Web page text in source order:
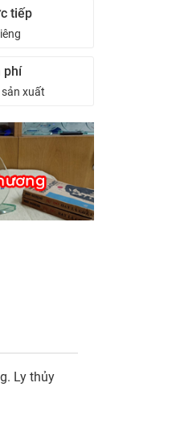
tiếp
phí
xuất
Ly thủy